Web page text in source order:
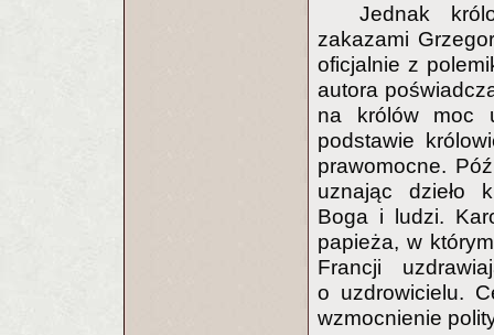
Jednak
zakazami
oficjalnie z
autora
na królów moc
podstawie
prawomocne.
uznając dzieło
Boga i ludzi.
papieża, w
Francji
o uzdrowicielu.
wzmocnienie